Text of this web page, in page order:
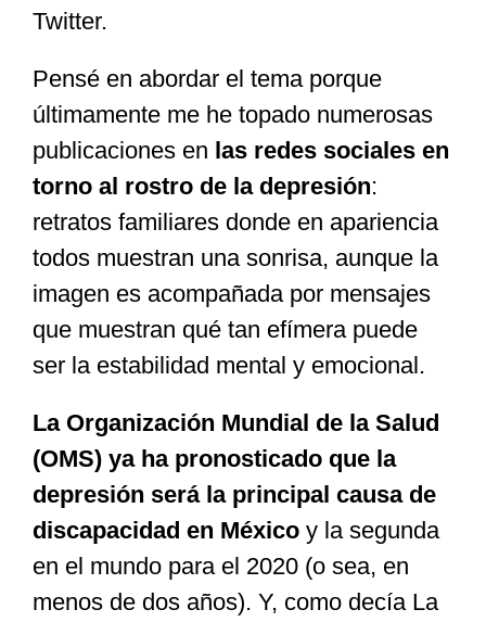
Twitter.
Pensé en abordar el tema porque
últimamente me he topado numerosas
publicaciones en las redes sociales en
torno al rostro de la depresión:
retratos familiares donde en apariencia
todos muestran una sonrisa, aunque la
imagen es acompañada por mensajes
que muestran qué tan efímera puede
ser la estabilidad mental y emocional.
La Organización Mundial de la Salud
(OMS) ya ha pronosticado que la
depresión será la principal causa de
discapacidad en México y la segunda
en el mundo para el 2020 (o sea, en
menos de dos años). Y, como decía La